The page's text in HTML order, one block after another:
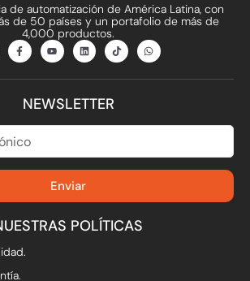
de automatización de América Latina, con
de 50 países y un portafolio de más de
4,000 productos.
F
a
c
b
o
k
Y
o
u
u
e
L
i
n
e
i
n
T
i
k
o
W
h
a
s
POLÍTICAS
NEWSLETTER
Enviar